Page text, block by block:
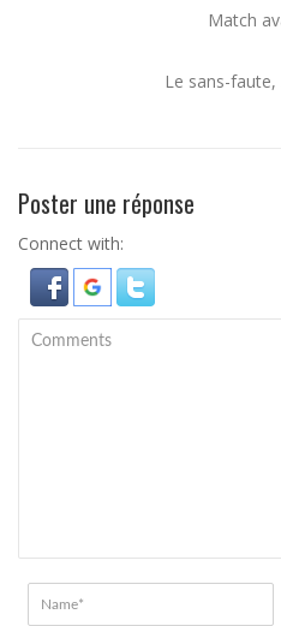
Match
Le sans-
Poster une réponse
Connect with: